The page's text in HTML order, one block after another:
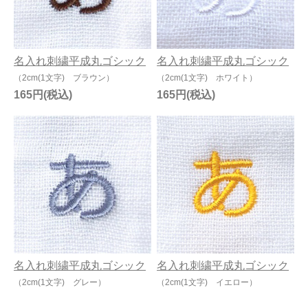
お問い合わせ
名入れ刺繍平成丸ゴシック
（2cm(1文字) ブラウン）
165円
名入れ刺繍平成丸ゴシック
（2cm(1文字) ホワイト）
165円
名入れ刺繍平成丸ゴシック
（2cm(1文字) グレー）
名入れ刺繍平成丸ゴシック
（2cm(1文字) イエロー）